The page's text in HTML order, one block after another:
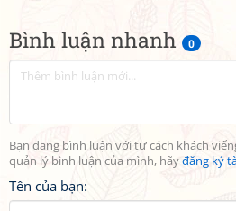
Bình luận nhanh 0
Bạn đang bình luận với tư cách khách
quản lý bình luận của mình, hãyđăng ký
Tên của bạn: